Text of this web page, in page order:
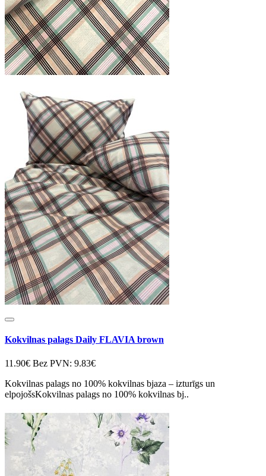
Kokvilnas palags Daily FLAVIA brown
11.90€ Bez PVN: 9.83€
Kokvilnas palags no 100% kokvilnas bjaza – izturīgs un
elpojošsKokvilnas palags no 100% kokvilnas bj..